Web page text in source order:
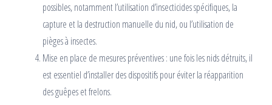
possibles, notamment l’utilisation d’insecticides spécifiques, la
capture et la destruction manuelle du nid, ou l’utilisation de
pièges à insectes.
Mise en place de mesures préventives : une fois les nids détruits, il
est essentiel d’installer des dispositifs pour éviter la réapparition
des guêpes et frelons.